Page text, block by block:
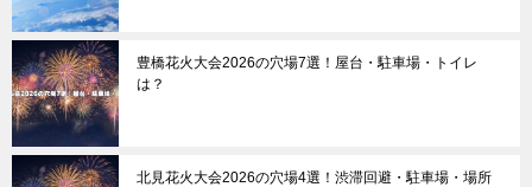
豊橋花火大会2026の穴場7選！屋台・駐車場・トイレ
は？
北見花火大会2026の穴場4選！渋滞回避・駐車場・場所